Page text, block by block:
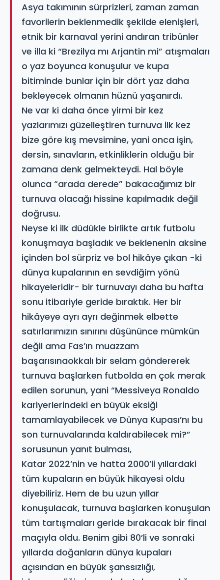
Asya takımının sürprizleri, zaman zaman
favorilerin beklenmedik şekilde elenişleri,
etnik bir karnaval yerini andıran tribünler
ve illa ki “Brezilya mı Arjantin mi” atışmaları
o yaz boyunca konuşulur ve kupa
bitiminde bunlar için bir dört yaz daha
bekleyecek olmanın hüznü yaşanırdı.
Ne var ki daha önce yirmi bir kez
yazlarımızı güzelleştiren turnuva ilk kez
bize göre kış mevsimine, yani onca işin,
dersin, sınavların, etkinliklerin olduğu bir
zamana denk gelmekteydi. Hal böyle
olunca “arada derede” bakacağımız bir
turnuva olacağı hissine kapılmadık değil
doğrusu.
Neyse ki ilk düdükle birlikte artık futbolu
konuşmaya başladık ve beklenenin aksine
içinden bol sürpriz ve bol hikâye çıkan -ki
dünya kupalarının en sevdiğim yönü
hikayeleridir- bir turnuvayı daha bu hafta
sonu itibariyle geride bıraktık. Her bir
hikâyeye ayrı ayrı değinmek elbette
satırlarımızın sınırını düşününce mümkün
değil ama Fas’ın muazzam
başarısınaokkalı bir selam göndererek
turnuva başlarken futbolda en çok merak
edilen sorunun, yani “Messiveya Ronaldo
kariyerlerindeki en büyük eksiği
tamamlayabilecek ve Dünya Kupası’nı bu
son turnuvalarında kaldırabilecek mi?”
sorusunun yanıt bulması,
Katar 2022’nin ve hatta 2000’li yıllardaki
tüm kupaların en büyük hikayesi oldu
diyebiliriz. Hem de bu uzun yıllar
konuşulacak, turnuva başlarken konuşulan
tüm tartışmaları geride bırakacak bir final
maçıyla oldu. Benim gibi 80’li ve sonraki
yıllarda doğanların dünya kupaları
açısından en büyük şanssızlığı,